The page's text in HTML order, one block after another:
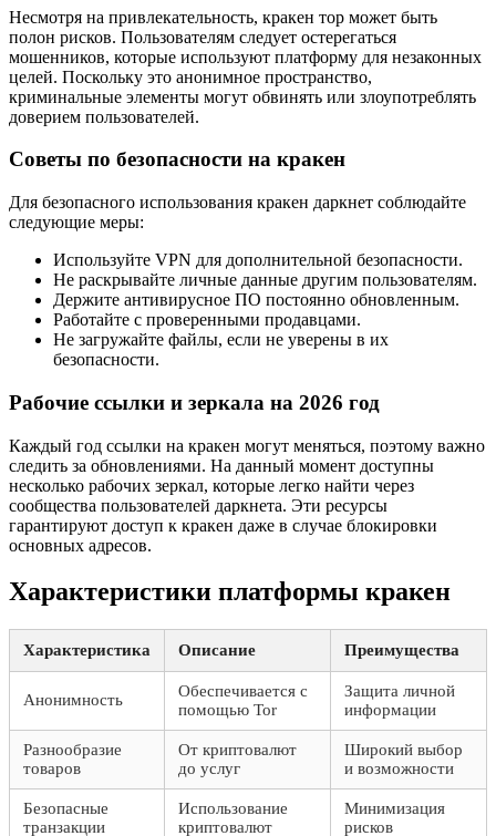
Несмотря на привлекательность, кракен тор может быть
полон рисков. Пользователям следует остерегаться
мошенников, которые используют платформу для незаконных
целей. Поскольку это анонимное пространство,
криминальные элементы могут обвинять или злоупотреблять
доверием пользователей.
Советы по безопасности на кракен
Для безопасного использования кракен даркнет соблюдайте
следующие меры:
Используйте VPN для дополнительной безопасности.
Не раскрывайте личные данные другим пользователям.
Держите антивирусное ПО постоянно обновленным.
Работайте с проверенными продавцами.
Не загружайте файлы, если не уверены в их
безопасности.
Рабочие ссылки и зеркала на 2026 год
Каждый год ссылки на кракен могут меняться, поэтому важно
следить за обновлениями. На данный момент доступны
несколько рабочих зеркал, которые легко найти через
сообщества пользователей даркнета. Эти ресурсы
гарантируют доступ к кракен даже в случае блокировки
основных адресов.
Характеристики платформы кракен
Характеристика Описание Преимущества
Анонимность
Обеспечивается с
помощью Tor
Защита личной
информации
Разнообразие
товаров
От криптовалют
до услуг
Широкий выбор
и возможности
Безопасные
транзакции
Использование
криптовалют
Минимизация
рисков